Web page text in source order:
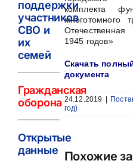
комплекта
многотомного
1945 годов»
Скачать
документа
24.12.2019
год)
Похожие
поддержки
участников
СВО и
их
семей
Гражданская
оборона
Открытые
данные